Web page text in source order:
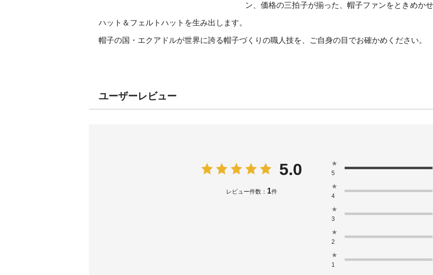
ン、価格の三拍子が揃った、帽子ファンをときめか
ハット＆フェルトハットを生み出します。
帽子の国・エクアドルが世界に誇る帽子づくりの職人技を、ご自身の目でお確かめください。
ユーザーレビュー
5.0
レビュー件数： 1件
★
5
★
4
★
3
★
2
★
1